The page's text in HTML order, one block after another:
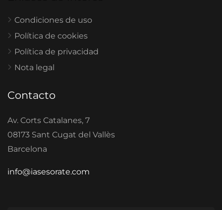
Condiciones de uso
Política de cookies
Política de privacidad
Nota legal
Contacto
Av. Corts Catalanes, 7
08173 Sant Cugat del Vallès
Barcelona
info@iasesorate.com